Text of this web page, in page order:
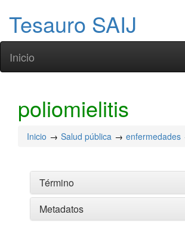
Tesauro SAIJ
Inicio
poliomielitis
Inicio Salud pública enfermedades
Término
Metadatos